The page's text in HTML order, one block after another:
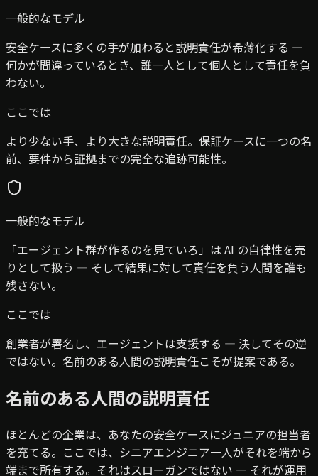
一般的なモデル
安全ケースに多くの手が加わると説明責任が希薄化する —
何かが間違っているとき、誰一人として個人として責任を負
わない。
ここでは
より少ない手、より大きな説明責任。保証ケースに一つの名
前、要件から証拠までの完全な追跡可能性。
一般的なモデル
「エージェント群が作るのを見ていろ」は AI の自律性を売
りとして扱う — そして結果に対して責任を負う人間を誰も
残さない。
ここでは
創業者が署名し、エージェントは支援する — 決してその逆
ではない。名前のある人間の説明責任こそが提案である。
名前のある人間の説明責任
ほとんどの企業は、あなたの安全ケースにジュニアの担当者
を充てる。ここでは、シニアエンジニア一人がそれを端から
端まで所有する。それはスローガンではない — それが運用